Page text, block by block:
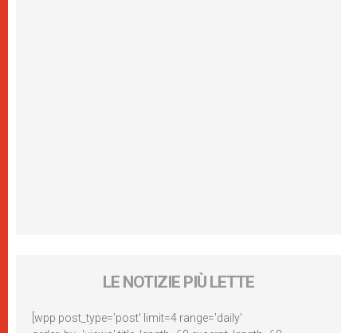
LE NOTIZIE PIÙ LETTE
[wpp post_type='post' limit=4 range='daily'